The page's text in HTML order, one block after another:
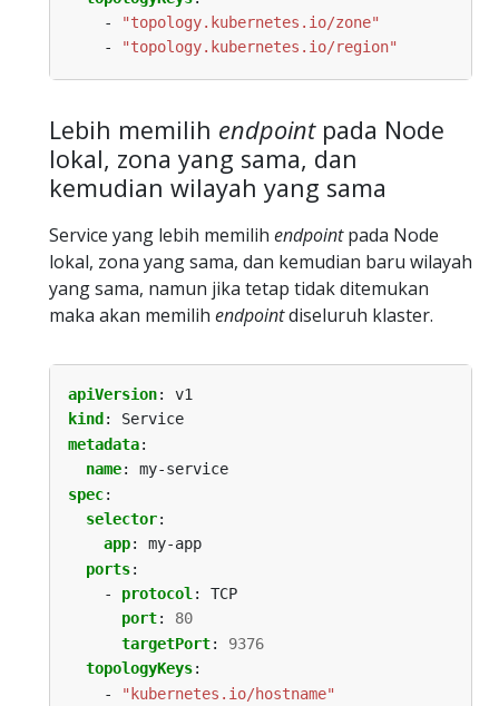
-
"topology.kubernetes.io/zone"
-
"topology.kubernetes.io/region"
Lebih memilih endpointpada Node
lokal, zona yang sama, dan
kemudian wilayah yang sama
Service yang lebih memilih endpointpada Node
lokal, zona yang sama, dan kemudian baru wilayah
yang sama, namun jika tetap tidak ditemukan
maka akan memilih endpointdiseluruh klaster.
apiVersion:
v1
kind :
Service
metadata:
name:
my-service
spec:
selector:
app:
my-app
ports:
- protocol :
TCP
port:
80
targetPort:
9376
topologyKeys:
-
"kubernetes.io/hostname"